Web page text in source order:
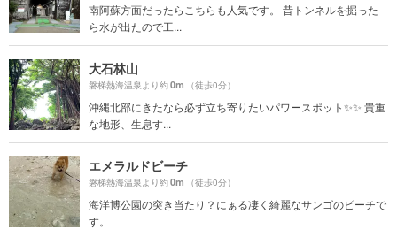
南阿蘇方面だったらこちらも人気です。 昔トンネルを掘った
ら水が出たので工...
大石林山
磐梯熱海温泉より約0m （徒歩0分）
沖縄北部にきたなら必ず立ち寄りたいパワースポット✨✨ 貴重
な地形、生息す...
エメラルドビーチ
磐梯熱海温泉より約0m （徒歩0分）
海洋博公園の突き当たり？にぁる凄く綺麗なサンゴのビーチで
す。